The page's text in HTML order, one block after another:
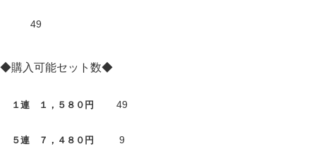
49
◆購入可能セット数◆
１連 １，５８０円 49
５連 ７，４８０円 9